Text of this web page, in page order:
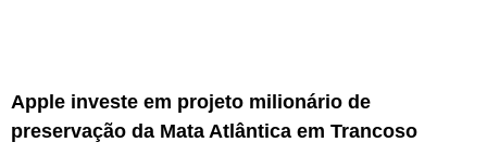
Apple investe em projeto milionário de
preservação da Mata Atlântica em Trancoso